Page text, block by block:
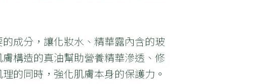
成分，讓化妝水、精華露內含的玻
構造的真油幫助營養精華滲透、修
的同時，強化肌膚本身的保護力。